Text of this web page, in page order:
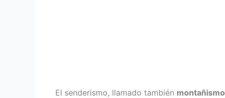
El senderismo, llamado también montañismo